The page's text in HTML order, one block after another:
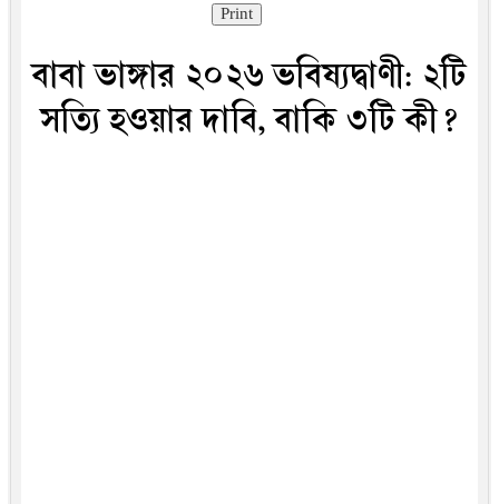
Print
বাবা ভাঙ্গার ২০২৬ ভবিষ্যদ্বাণী: ২টি
সত্যি হওয়ার দাবি, বাকি ৩টি কী?